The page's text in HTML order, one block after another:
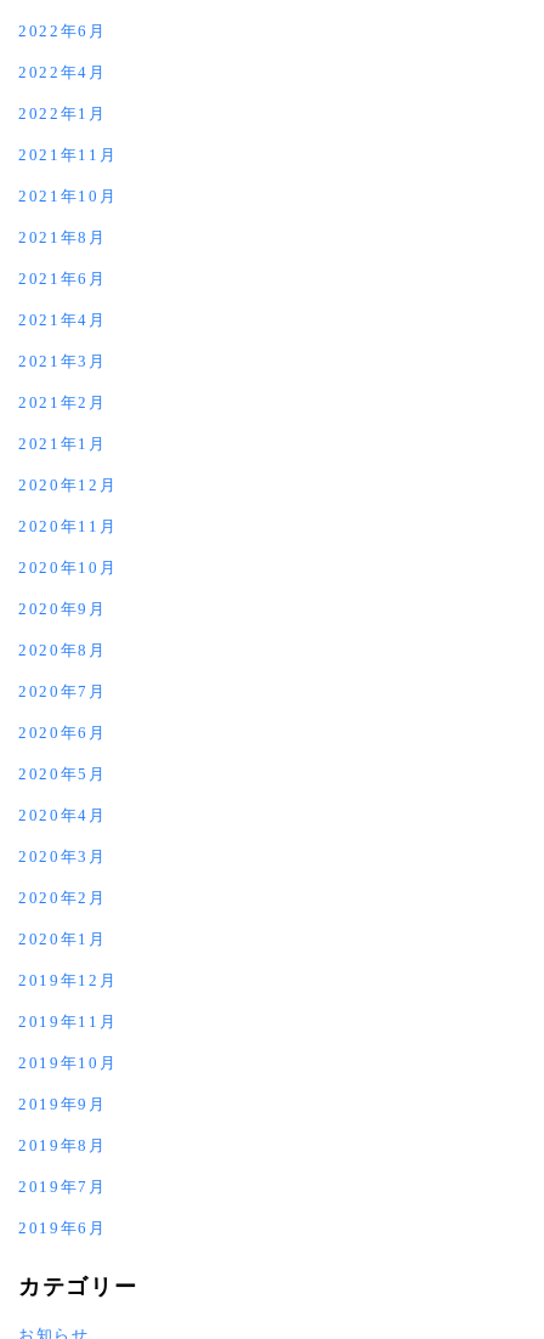
2022年6月
2022年4月
2022年1月
2021年11月
2021年10月
2021年8月
2021年6月
2021年4月
2021年3月
2021年2月
2021年1月
2020年12月
2020年11月
2020年10月
2020年9月
2020年8月
2020年7月
2020年6月
2020年5月
2020年4月
2020年3月
2020年2月
2020年1月
2019年12月
2019年11月
2019年10月
2019年9月
2019年8月
2019年7月
2019年6月
カテゴリー
お知らせ